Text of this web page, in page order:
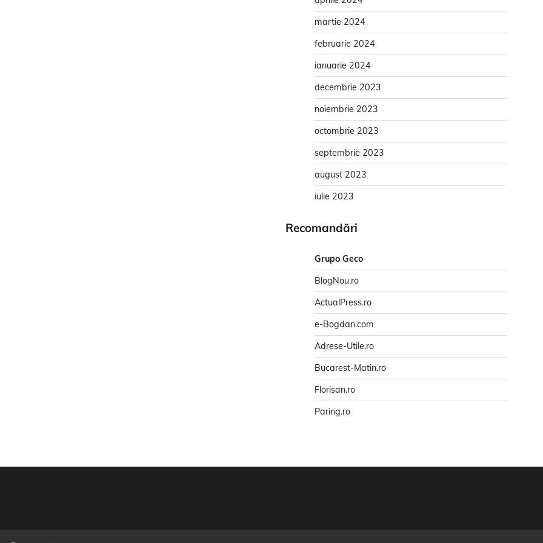
martie 2024
februarie 2024
ianuarie 2024
decembrie 2023
noiembrie 2023
octombrie 2023
septembrie 2023
august 2023
iulie 2023
Recomandări
Grupo Geco
BlogNou.ro
ActualPress.ro
e-Bogdan.com
Adrese-Utile.ro
Bucarest-Matin.ro
Florisan.ro
Paring.ro